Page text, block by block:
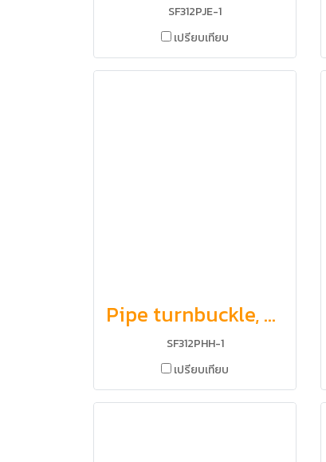
SF312PJE-1
เปรียบเทียบ
Pipe turnbuckle, hook and hook
SF312PHH-1
เปรียบเทียบ